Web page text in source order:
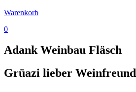
Warenkorb
0
Adank Weinbau Fläsch
Grüazi lieber Weinfreund